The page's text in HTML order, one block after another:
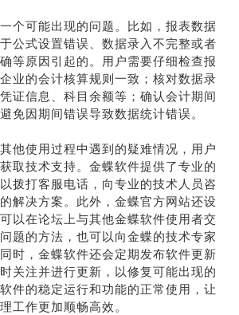
个可能出现的问题。比如，报表数据
公式设置错误、数据录入不完整或者
等原因引起的。用户需要仔细检查报
业的会计核算规则一致；核对数据录
证信息、科目余额等；确认会计期间
免因期间错误导致数据统计错误。
他使用过程中遇到的疑难情况，用户
取技术支持。金蝶软件提供了专业的
拨打客服电话，向专业的技术人员咨
解决方案。此外，金蝶官方网站还设
以在论坛上与其他金蝶软件使用者交
题的方法，也可以向金蝶的技术专家
时，金蝶软件还会定期发布软件更新
关注并进行更新，以修复可能出现的
件的稳定运行和功能的正常使用，让
工作更加顺畅高效。